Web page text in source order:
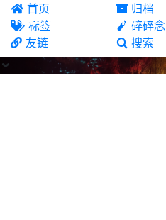
Yuban10703's site
首页 归档
标签
碎碎念
友链
搜索